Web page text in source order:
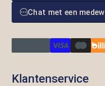
Chat met een
Klantenservice